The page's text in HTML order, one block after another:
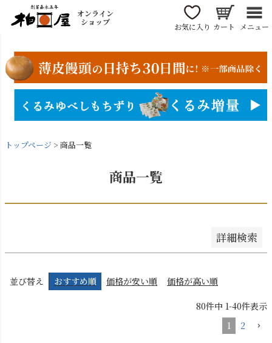
オンライン
ショップ
お気に入り カート メニュー
トップページ 商品一覧
商品一覧
詳細検索
商品番号/JANコード
並び順
新着順
登録順
価格が安い順
価格が高い順
キーワードヒット順
並び替え おすすめ順 価格が安い順 価格が高い順
80件中 1-40件表示
1
2